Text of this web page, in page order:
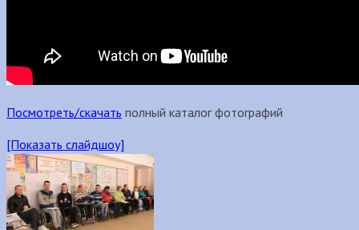
Посмотреть/скачать полный каталог фотографий
[Показать слайдшоу]